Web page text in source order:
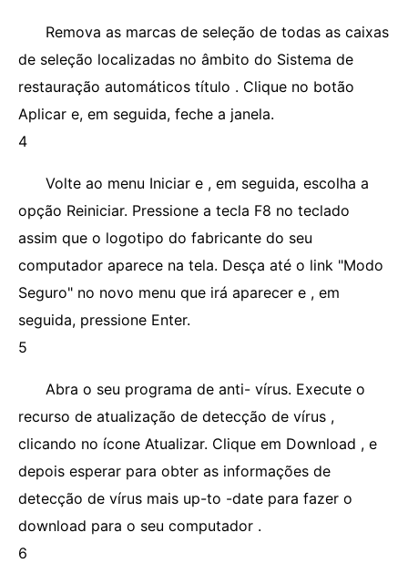
Remova as marcas de seleção de todas as caixas
de seleção localizadas no âmbito do Sistema de
restauração automáticos título . Clique no botão
Aplicar e, em seguida, feche a janela.
4
Volte ao menu Iniciar e , em seguida, escolha a
opção Reiniciar. Pressione a tecla F8 no teclado
assim que o logotipo do fabricante do seu
computador aparece na tela. Desça até o link "Modo
Seguro" no novo menu que irá aparecer e , em
seguida, pressione Enter.
5
Abra o seu programa de anti- vírus. Execute o
recurso de atualização de detecção de vírus ,
clicando no ícone Atualizar. Clique em Download , e
depois esperar para obter as informações de
detecção de vírus mais up-to -date para fazer o
download para o seu computador .
6